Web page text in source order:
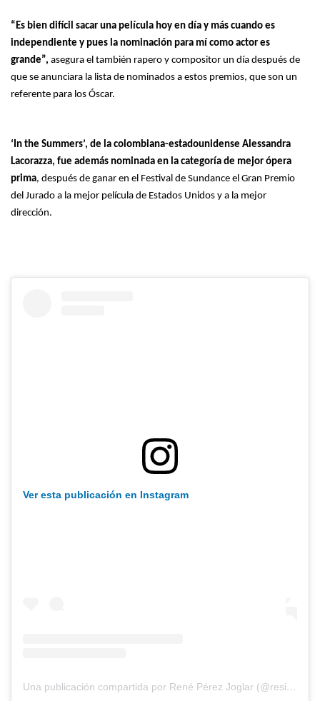
“Es bien difícil sacar una película hoy en día y más cuando es
independiente y pues la nominación para mí como actor es
grande”, asegura el también rapero y compositor un día después de
que se anunciara la lista de nominados a estos premios, que son un
referente para los Óscar.
‘In the Summers’, de la colombiana-estadounidense Alessandra
Lacorazza, fue además nominada en la categoría de mejor ópera
prima, después de ganar en el Festival de Sundance el Gran Premio
del Jurado a la mejor película de Estados Unidos y a la mejor
dirección.
Ver esta publicación en Instagram
Una publicación compartida por René Pérez Joglar (@residente)